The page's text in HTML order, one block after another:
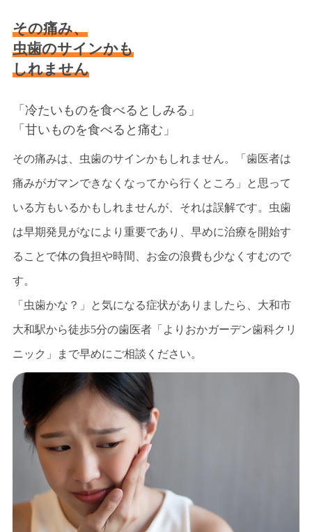
診療科目
MENU
定期検診とメインテナンス
銀歯を白く美しい歯に
ホワイトニング
小児歯科
歯周病治療
マタニティ歯科
虫歯の治療
入れ歯
インプラント
お知らせ
NEWS
ブログ
その痛み、
虫歯のサインかも
しれません
「冷たいものを食べるとしみる」
「甘いものを食べると痛む」
その痛みは、虫歯のサインかもしれません。「歯医者は
痛みがガマンできなくなってから行くところ」と思って
いる方もいるかもしれませんが、それは誤解です。虫歯
は早期発見がなにより重要であり、早めに治療を開始す
ることで体の負担や時間、お金の浪費も少なくすむので
す。
「虫歯かな？」と気になる症状がありましたら、大和市
大和駅から徒歩5分の歯医者「よりおかガーデン歯科クリ
ニック」まで早めにご相談ください。